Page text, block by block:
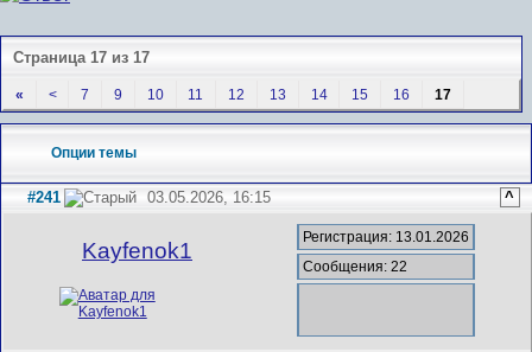
Страница 17 из 17
« < 7 9 10 11 12 13 14 15 16 17
Опции темы
#241 03.05.2026, 16:15 ^
Kayfenok1
Регистрация: 13.01.2026
Сообщения: 22